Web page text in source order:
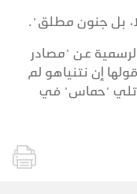
بل جنون مطلق".
عن "مصادر
إن نتنياهو لم
"حماس" في